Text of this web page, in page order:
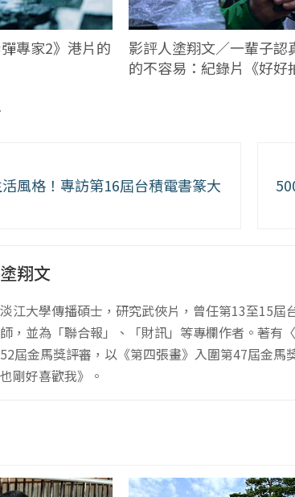
專家2》港片的
影評人塗翔文／一輩子認
的不容易：紀錄片《好好
﹒
風格！專訪第16屆台積電書篆大
塗翔文
淡江大學傳播碩士，研究武俠片，曾任第13至15
師，並為「聯合報」、「財訊」等專欄作者。著有
52屆金馬獎評審，以《第四張畫》入圍第47屆金
也剛好喜歡我》。